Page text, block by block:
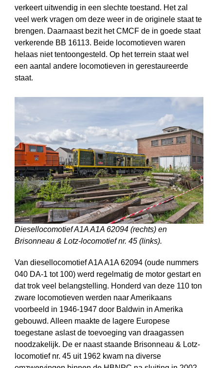
verkeert uitwendig in een slechte toestand. Het zal
veel werk vragen om deze weer in de originele staat te
brengen. Daarnaast bezit het CMCF de in goede staat
verkerende BB 16113. Beide locomotieven waren
helaas niet tentoongesteld. Op het terrein staat wel
een aantal andere locomotieven in gerestaureerde
staat.
Diesellocomotief A1A A1A 62094 (rechts) en
Brisonneau & Lotz-locomotief nr. 45 (links).
Van diesellocomotief A1A A1A 62094 (oude nummers
040 DA-1 tot 100) werd regelmatig de motor gestart en
dat trok veel belangstelling. Honderd van deze 110 ton
zware locomotieven werden naar Amerikaans
voorbeeld in 1946-1947 door Baldwin in Amerika
gebouwd. Alleen maakte de lagere Europese
toegestane aslast de toevoeging van draagassen
noodzakelijk. De er naast staande Brisonneau & Lotz-
locomotief nr. 45 uit 1962 kwam na diverse